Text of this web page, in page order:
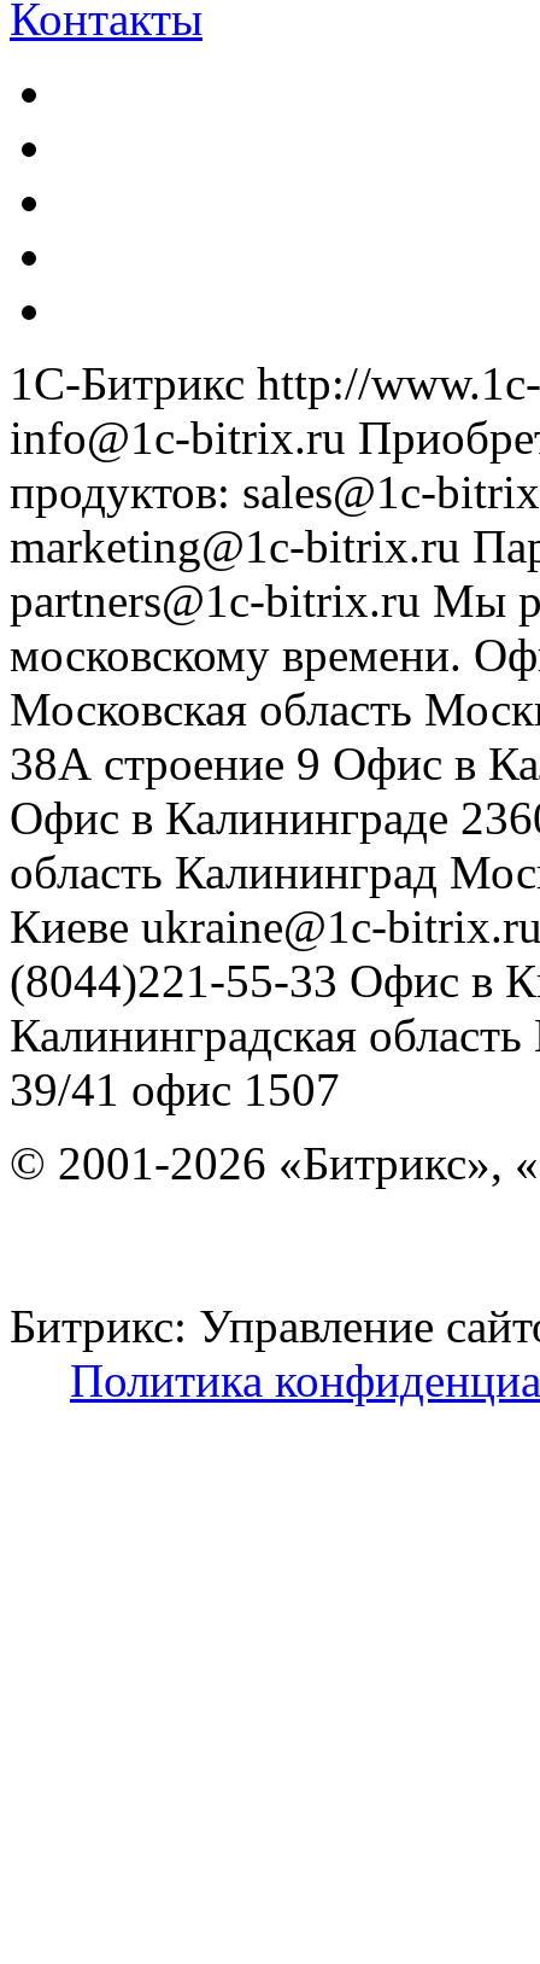
Контакты
1С-Битрикс http://
info@1c-bitrix.ru
продуктов: sales@1c-
marketing@1c-bitrix.ru
partners@1c-bitrix.ru Мы
московскому времени.
Московская область
38А строение 9 Офис в
Офис в Калининграде
область Калининград
Киеве ukraine@1c-
(8044)221-55-33 Офис в
Калининградская область
39/41 офис 1507
© 2001-2026 «Битрикс»,
Битрикс: Управление
Политика